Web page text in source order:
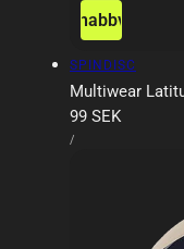
Snabbvy
Försäljare:
SPINDISC
Multiwear
Ordinarie
pris
99 SEK
ENHETSPRIS
/